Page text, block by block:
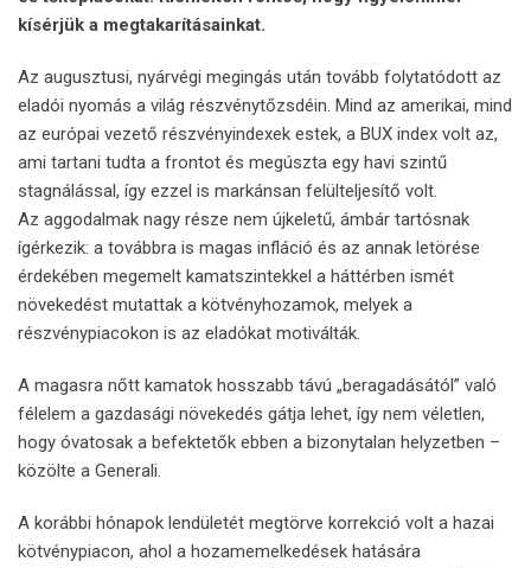
kísérjük a megtakarításainkat.
Az augusztusi, nyárvégi megingás után tovább folytatódott az
eladói nyomás a világ részvénytőzsdéin. Mind az amerikai, mind
az európai vezető részvényindexek estek, a BUX index volt az,
ami tartani tudta a frontot és megúszta egy havi szintű
stagnálással, így ezzel is markánsan felülteljesítő volt.
Az aggodalmak nagy része nem újkeletű, ámbár tartósnak
ígérkezik: a továbbra is magas infláció és az annak letörése
érdekében megemelt kamatszintekkel a háttérben ismét
növekedést mutattak a kötvényhozamok, melyek a
részvénypiacokon is az eladókat motiválták.
A magasra nőtt kamatok hosszabb távú „beragadásától” való
félelem a gazdasági növekedés gátja lehet, így nem véletlen,
hogy óvatosak a befektetők ebben a bizonytalan helyzetben –
közölte a Generali.
A korábbi hónapok lendületét megtörve korrekció volt a hazai
kötvénypiacon, ahol a hozamemelkedések hatására